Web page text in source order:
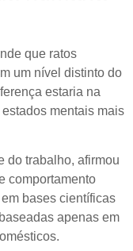
que ratos
um nível distinto do
estaria na
mentais mais
do trabalho, afirmou
comportamento
bases científicas
apenas em